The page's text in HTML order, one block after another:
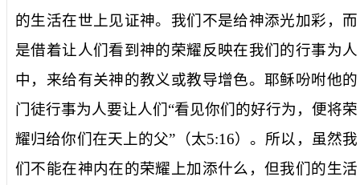
的生活在世上见证神。我们不是给神添光加彩，而
是借着让人们看到神的荣耀反映在我们的行事为人
中，来给有关神的教义或教导增色。耶稣吩咐他的
门徒行事为人要让人们“看见你们的好行为，便将荣
耀归给你们在天上的父”（太5:16）。所以，虽然我
们不能在神内在的荣耀上加添什么，但我们的生活